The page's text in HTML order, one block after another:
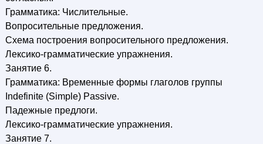
Грамматика: Числительные.
Вопросительные предложения.
Схема построения вопросительного предложения.
Лексико-грамматические упражнения.
Занятие 6.
Грамматика: Временные формы глаголов группы
Indefinite (Simple) Passive.
Падежные предлоги.
Лексико-грамматические упражнения.
Занятие 7.